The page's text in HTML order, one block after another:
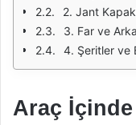
2. Jant
3. Far ve
4. Şeritler ve
Araç